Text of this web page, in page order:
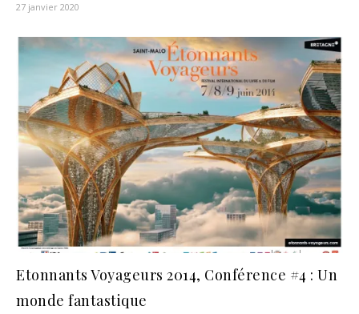
27 janvier 2020
Etonnants Voyageurs 2014, Conférence #4 : Un
monde fantastique